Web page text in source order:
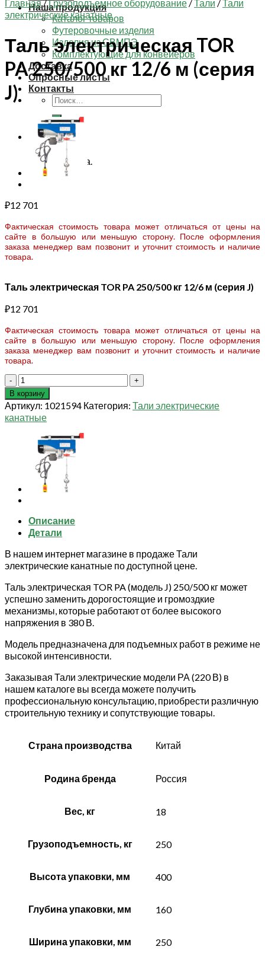
Наша продукция
Каталог товаров
Футеровочные изделия
Изделия из СВМПЭ
Комплектующие для конвейеров
Доставка
Опросные листы
Контакты
Искать:
Корзина
Корзина пуста.
Главная/Грузоподъемное оборудование /Тали /Тали
электрические канатные
Таль электрическая TOR
PA 250/500 кг 12/6 м (серия
J)
₽12 701
Фактическая стоимость товара может отличаться от цены на
сайте в большую или меньшую сторону. После оформления
заказа менеджер вам позвонит и уточнит стоимость и наличие
товара.
Таль электрическая TOR PA 250/500 кг 12/6 м (серия J)
₽12 701
Фактическая стоимость товара может отличаться от цены на
сайте в большую или меньшую сторону. После оформления
заказа менеджер вам позвонит и уточнит стоимость и наличие
товара.
Количество
товара
Таль
электрическая
TOR
250/500
12/6
(серия
В корзину
Артикул: 1021594 Категория: Тали электрические
канатные
Описание
Детали
В нашем интернет магазине в продаже Тали
электрические канатные по доступной цене.
Таль электрическая TOR PA (модель J) 250/500 кг может
успешно заменить дорогостоящие и громоздкие
механизмы, которые работают от более высокого
напряжения в 380 В.
Модель предназначена для подъемных работ в режиме не
высокой интенсивности.
Заказывая Тали электрические модели РА (220 В) в
нашем каталоге вы всегда можете получить
профессиональную консультацию, приобрести различную
строительную технику и сопутствующие товары.
Страна производства Китай
Родина бренда Россия
Вес, кг 18
Грузоподъемность, кг 250
Высота упаковки, мм 400
Глубина упаковки, мм 160
Ширина упаковки, мм 250